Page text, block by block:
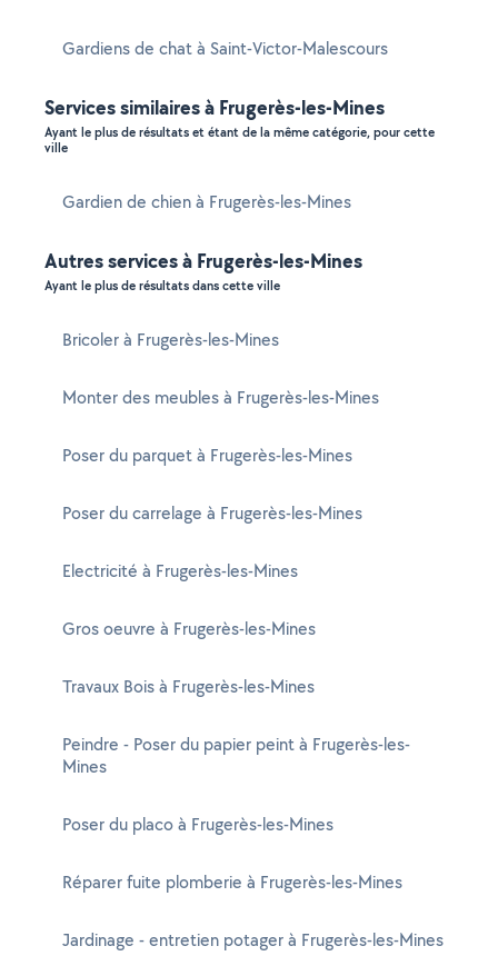
Gardiens de chat à Saint-Victor-Malescours
Services similaires à Frugerès-les-Mines
Ayant le plus de résultats et étant de la même catégorie, pour cette
ville
Gardien de chien à Frugerès-les-Mines
Autres services à Frugerès-les-Mines
Ayant le plus de résultats dans cette ville
Bricoler à Frugerès-les-Mines
Monter des meubles à Frugerès-les-Mines
Poser du parquet à Frugerès-les-Mines
Poser du carrelage à Frugerès-les-Mines
Electricité à Frugerès-les-Mines
Gros oeuvre à Frugerès-les-Mines
Travaux Bois à Frugerès-les-Mines
Peindre - Poser du papier peint à Frugerès-les-
Mines
Poser du placo à Frugerès-les-Mines
Réparer fuite plomberie à Frugerès-les-Mines
Jardinage - entretien potager à Frugerès-les-Mines